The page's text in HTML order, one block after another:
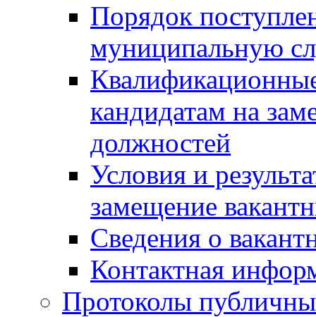
Порядок
муниципальную
кандидатам на
должностей
Условия и
замещение
Сведения о
Контактная
Протоколы